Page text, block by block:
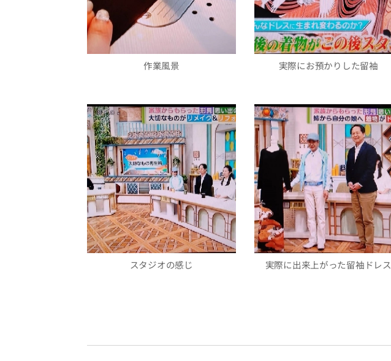
作業風景 実際にお預かりした留袖
スタジオの感じ 実際に出来上がった留袖ドレス